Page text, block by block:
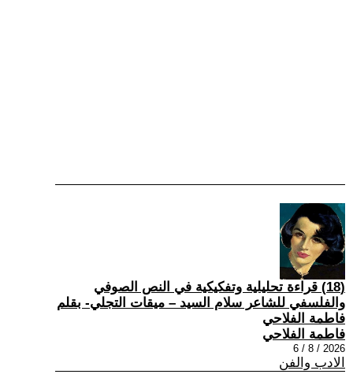
(18) قراءة تحليلية وتفكيكية في النص الصوفي
والفلسفي للشاعر سلام السيد – ميقات التجلي- بقلم
فاطمة الفلاحي
فاطمة الفلاحي
2026 / 8 / 6
الادب والفن